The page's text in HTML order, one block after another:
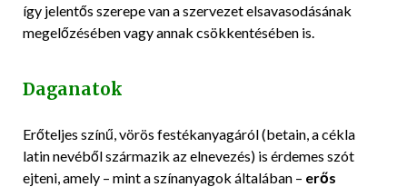
így jelentős szerepe van a szervezet elsavasodásának
megelőzésében vagy annak csökkentésében is.
Daganatok
Erőteljes színű, vörös festékanyagáról (betain, a cékla
latin nevéből származik az elnevezés) is érdemes szót
ejteni, amely – mint a színanyagok általában – erős